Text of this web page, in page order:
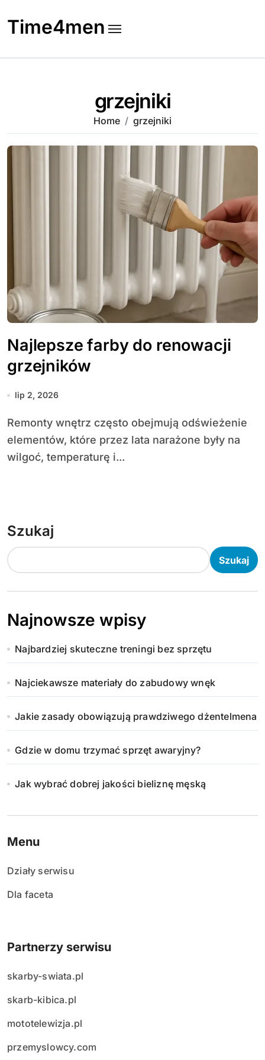
to
content
Time4men
grzejniki
Home grzejniki
Najlepsze farby do renowacji
grzejników
lip 2, 2026
Remonty wnętrz często obejmują odświeżenie
elementów, które przez lata narażone były na
wilgoć, temperaturę i...
Szukaj
Szukaj
Najnowsze wpisy
Najbardziej skuteczne treningi bez sprzętu
Najciekawsze materiały do zabudowy wnęk
Jakie zasady obowiązują prawdziwego dżentelmena
Gdzie w domu trzymać sprzęt awaryjny?
Jak wybrać dobrej jakości bieliznę męską
Menu
Działy serwisu
Dla faceta
Partnerzy serwisu
skarby-swiata.pl
skarb-kibica.pl
mototelewizja.pl
przemyslowcy.com